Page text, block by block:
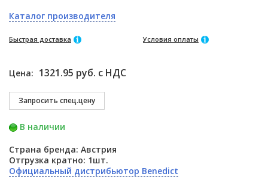
Каталог производителя
Быстрая доставка Условия оплаты
Цена: 1321.95 руб. с НДС
В наличии
Страна бренда: Австрия
Отгрузка кратно: 1шт.
Официальный дистрибьютор Benedict